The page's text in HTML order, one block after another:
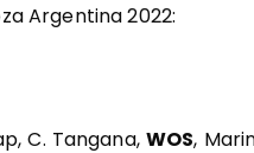
Argentina 2022:
C. Tangana, WOS,